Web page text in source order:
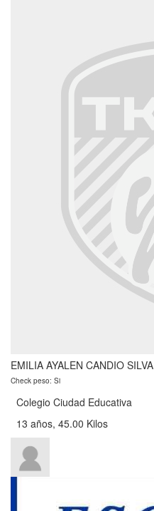
EMILIA AYALEN CANDIO SILVA
Check peso: Si
Colegio Ciudad Educativa
13 años, 45.00 Kilos